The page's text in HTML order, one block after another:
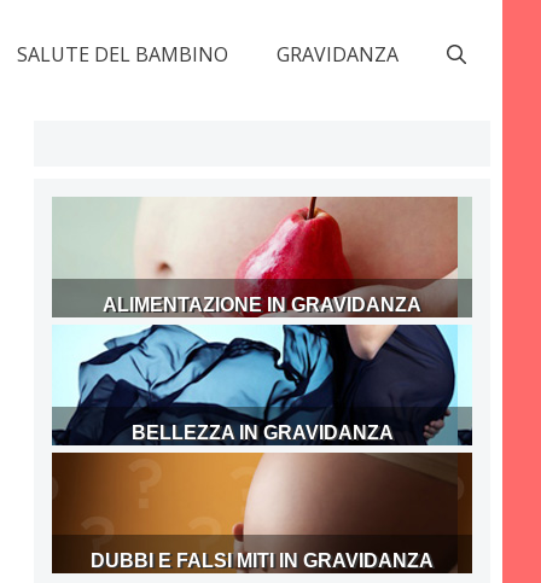
SALUTE DEL BAMBINO GRAVIDANZA
ALIMENTAZIONE IN GRAVIDANZA
BELLEZZA IN GRAVIDANZA
DUBBI E FALSI MITI IN GRAVIDANZA